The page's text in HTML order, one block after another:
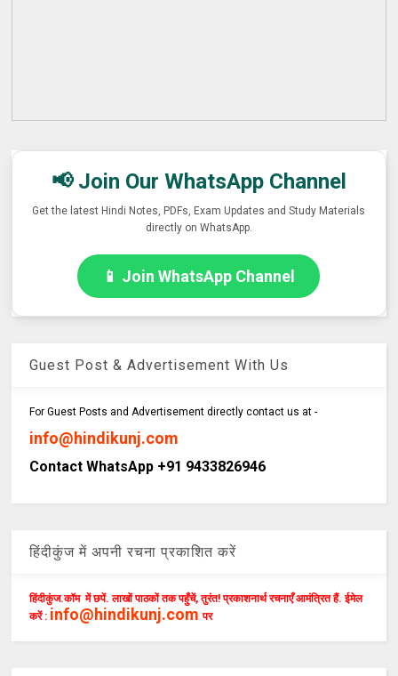
📢 Join Our WhatsApp Channel
Get the latest Hindi Notes, PDFs, Exam Updates and Study Materials
directly on WhatsApp.
📱 Join WhatsApp Channel
Guest Post & Advertisement With Us
For Guest Posts and Advertisement directly contact us at -
info@hindikunj.com
Contact WhatsApp +91 9433826946
हिंदीकुंज में अपनी रचना प्रकाशित करें
हिंदीकुंज.कॉम में छपें. लाखों पाठकों तक पहुँचें, तुरंत! प्रकाशनार्थ रचनाएँ आमंत्रित हैं. ईमेल
करें : info@hindikunj.com पर